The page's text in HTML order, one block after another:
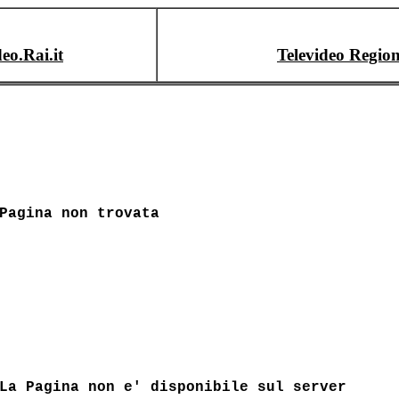
Televideo
Pagina non trovata
La Pagina non e' disponibile sul server